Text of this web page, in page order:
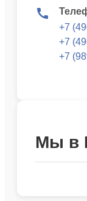
+7
+7
+7
Мы в